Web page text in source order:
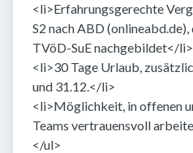
<li>Erfahrungsgerechte
S2 nach ABD
TVöD-SuE nachgebildet</li>
<li>30 Tage Urlaub,
und 31.12.</li>
<li>Möglichkeit, in offenen
Teams vertrauensvoll
</ul>